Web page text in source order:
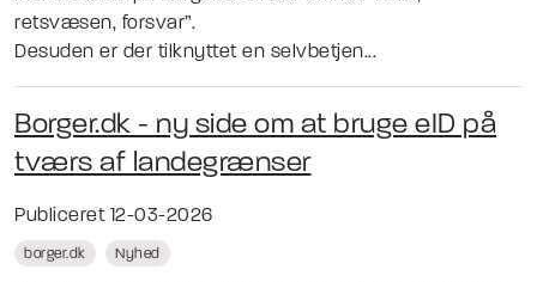
retsvæsen, forsvar”.
Desuden er der tilknyttet en selvbetjen...
Borger.dk - ny side om at bruge eID på
tværs af landegrænser
Publiceret 12-03-2026
borger.dk Nyhed